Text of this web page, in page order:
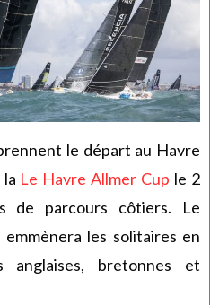
le départ au Havre
Le Havre Allmer Cup le 2
de parcours côtiers. Le
les solitaires en
anglaises, bretonnes et